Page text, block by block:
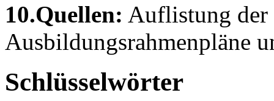
10.Quellen: Auflistung der
Ausbildungsrahmenpläne
Schlüsselwörter